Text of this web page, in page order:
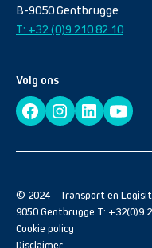
B-9050 Gentbrugge
T: +32 (0)9 210 82 10
Volg ons
© 2024 - Transport en
9050 Gentbrugge T: +32(0)9
Cookie policy